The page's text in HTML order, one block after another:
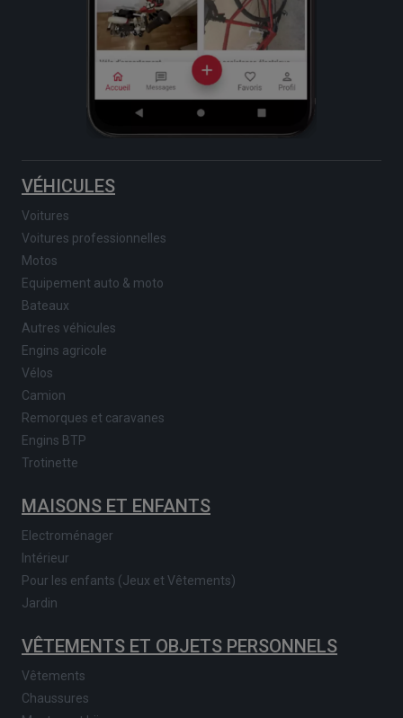
VÉHICULES
Voitures
Voitures professionnelles
Motos
Equipement auto & moto
Bateaux
Autres véhicules
Engins agricole
Vélos
Camion
Remorques et caravanes
Engins BTP
Trotinette
MAISONS ET ENFANTS
Electroménager
Intérieur
Pour les enfants (Jeux et Vêtements)
Jardin
VÊTEMENTS ET OBJETS PERSONNELS
Vêtements
Chaussures